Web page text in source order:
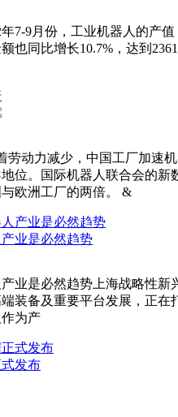
7-9月份，工业机器人的产
也同比增长10.7%，达到
劳动力减少，中国工厂加速
位。国际机器人联合会的
欧洲工厂的两倍。 &
业是必然趋势
是必然趋势上海战略性
装备及重要平台发展，正
为产
发布